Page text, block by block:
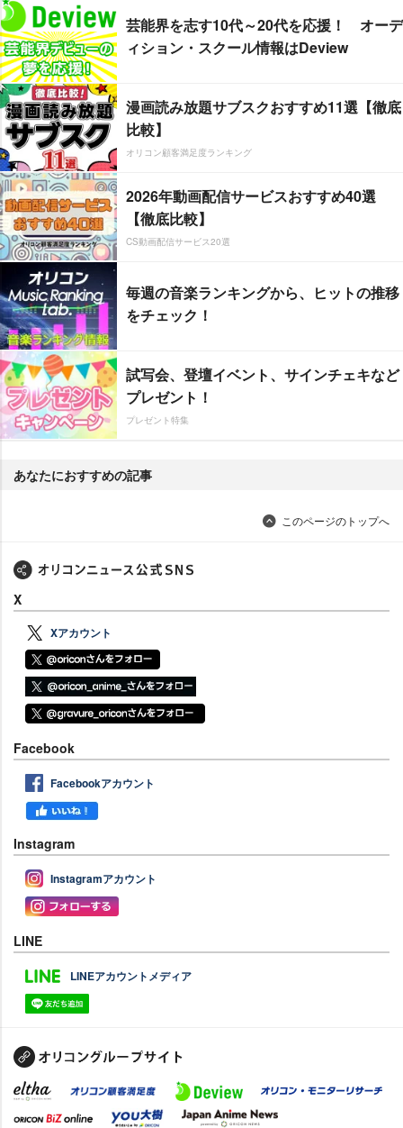
芸能界を志す10代～20代を応援！ オーデ
ィション・スクール情報はDeview
漫画読み放題サブスクおすすめ11選【徹底
比較】
オリコン顧客満足度ランキング
2026年動画配信サービスおすすめ40選
【徹底比較】
CS動画配信サービス20選
毎週の音楽ランキングから、ヒットの推移
をチェック！
試写会、登壇イベント、サインチェキなど
プレゼント！
プレゼント特集
あなたにおすすめの記事
このページのトップへ
X
Xアカウント
Facebook
Facebookアカウント
Instagram
Instagramアカウント
LINE
LINEアカウントメディア